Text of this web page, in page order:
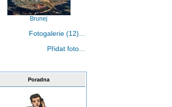
Brunej
Fotogalerie (12)...
Přidat foto...
Poradna